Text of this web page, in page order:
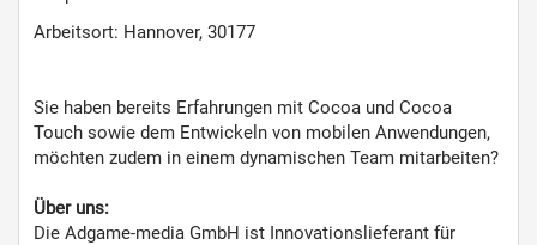
Arbeitsort: Hannover, 30177
Sie haben bereits Erfahrungen mit Cocoa und Cocoa
Touch sowie dem Entwickeln von mobilen Anwendungen,
möchten zudem in einem dynamischen Team mitarbeiten?
Über uns:
Die Adgame-media GmbH ist Innovationslieferant für